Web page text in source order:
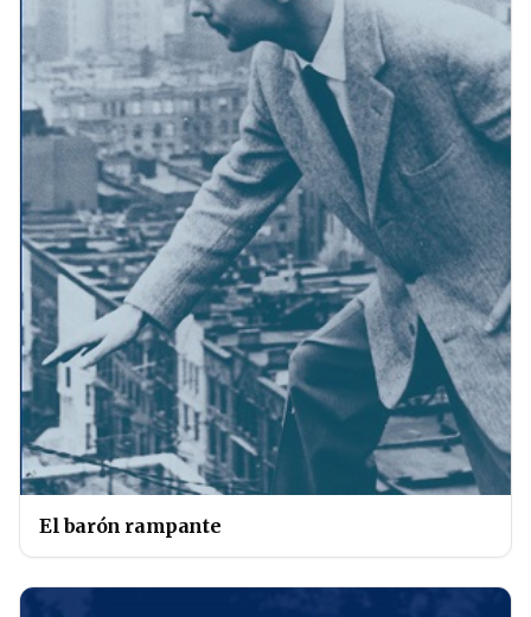
El barón rampante